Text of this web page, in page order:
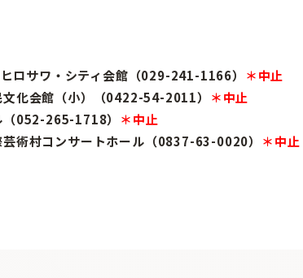
ロサワ・シティ会館（029-241-1166）
＊中止
化会館（小）（0422-54-2011）
＊中止
052-265-1718） ＊中止
術村コンサートホール（0837-63-0020） ＊中止